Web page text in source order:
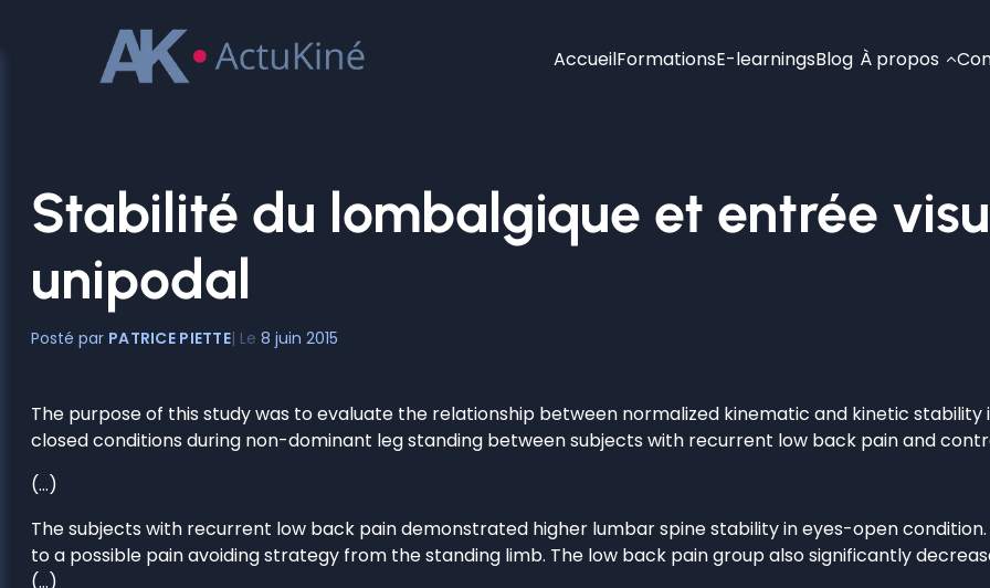
AccueilFormationsE-learningsBlog À propos
Stabilité du lombalgique et entrée
unipodal
PATRICE PIETTE 8 juin 2015
The purpose of this study was to evaluate the relationship between normalized kinematic and kinetic
closed conditions during non-dominant leg standing between subjects with recurrent low back pain and
(…)
The subjects with recurrent low back pain demonstrated higher lumbar spine stability in eyes-open
to a possible pain avoiding strategy from the standing limb. The low back pain group also significantly
(…)